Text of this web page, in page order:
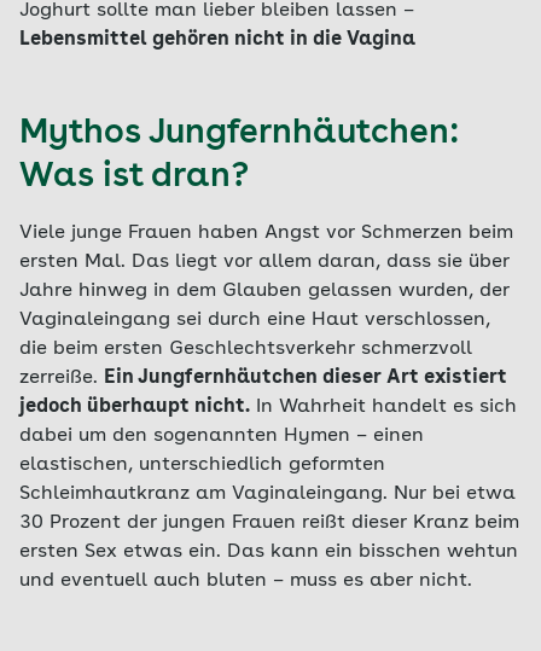
Joghurt sollte man lieber bleiben lassen –
Lebensmittel gehören nicht in die Vagina
Mythos Jungfernhäutchen:
Was ist dran?
Viele junge Frauen haben Angst vor Schmerzen beim
ersten Mal. Das liegt vor allem daran, dass sie über
Jahre hinweg in dem Glauben gelassen wurden, der
Vaginaleingang sei durch eine Haut verschlossen,
die beim ersten Geschlechtsverkehr schmerzvoll
zerreiße. Ein Jungfernhäutchen dieser Art existiert
jedoch überhaupt nicht. In Wahrheit handelt es sich
dabei um den sogenannten Hymen – einen
elastischen, unterschiedlich geformten
Schleimhautkranz am Vaginaleingang. Nur bei etwa
30 Prozent der jungen Frauen reißt dieser Kranz beim
ersten Sex etwas ein. Das kann ein bisschen wehtun
und eventuell auch bluten – muss es aber nicht.